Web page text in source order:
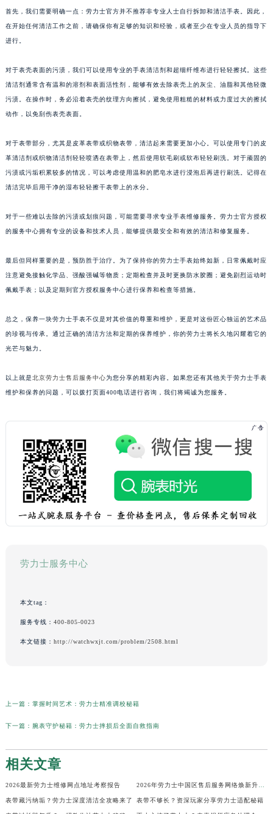
首先，我们需要明确一点：劳力士官方并不推荐非专业人士自行拆卸和清洁手表。因此，
在开始任何清洁工作之前，请确保你有足够的知识和经验，或者至少在专业人员的指导下
进行。
对于表壳表面的污渍，我们可以使用专业的手表清洁剂和超细纤维布进行轻轻擦拭。这些
清洁剂通常含有温和的溶剂和表面活性剂，能够有效去除表壳上的灰尘、油脂和其他轻微
污渍。在操作时，务必沿着表壳的纹理方向擦拭，避免使用粗糙的材料或力度过大的擦拭
动作，以免刮伤表壳表面。
对于表带部分，尤其是皮革表带或织物表带，清洁起来需要更加小心。可以使用专门的皮
革清洁剂或织物清洁剂轻轻喷洒在表带上，然后使用软毛刷或软布轻轻刷洗。对于顽固的
污渍或污垢积累较多的情况，可以考虑使用温和的肥皂水进行浸泡后再进行刷洗。记得在
清洁完毕后用干净的湿布轻轻擦干表带上的水分。
对于一些难以去除的污渍或划痕问题，可能需要寻求专业手表维修服务。劳力士官方授权
的服务中心拥有专业的设备和技术人员，能够提供最安全和有效的清洁和修复服务。
最后但同样重要的是，预防胜于治疗。为了保持你的劳力士手表始终如新，日常佩戴时应
注意避免接触化学品、强酸强碱等物质；定期检查并及时更换防水胶圈；避免剧烈运动时
佩戴手表；以及定期到官方授权服务中心进行保养和检查等措施。
总之，保养一块劳力士手表不仅是对其价值的尊重和维护，更是对这份匠心独运的艺术品
的珍视与传承。通过正确的清洁方法和定期的保养维护，你的劳力士将长久地闪耀着它的
光芒与魅力。
以上就是北京劳力士售后服务中心为您分享的精彩内容。如果您还有其他关于劳力士手表
维护和保养的问题，可以拨打页面400电话进行咨询，我们将竭诚为您服务。
劳力士服务中心
本文tag：
服务专线： 400-805-0023
本文链接： http://watchwxjt.com/problem/2508.html
上一篇： 掌握时间艺术：劳力士精准调校秘籍
下一篇： 腕表守护秘籍：劳力士摔损后全面自救指南
相关文章
2026最新劳力士维修网点地址考察报告
表带藏污纳垢？劳力士深度清洁全攻略来了 表带不够长？资深玩家分享劳力士适配秘籍